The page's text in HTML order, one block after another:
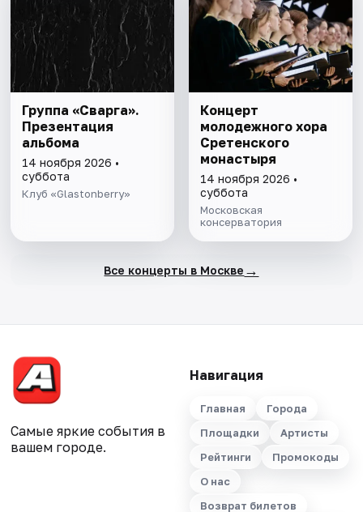
Группа «Сварга».
Презентация
альбома
14 ноября 2026 •
суббота
Клуб «Glastonberry»
Концерт
молодежного хора
Сретенского
монастыря
14 ноября 2026 •
суббота
Московская
консерватория
Все концерты в Москве →
Самые яркие события в
вашем городе.
Навигация
Главная
Города
Площадки
Артисты
Рейтинги
Промокоды
О нас
Возврат билетов